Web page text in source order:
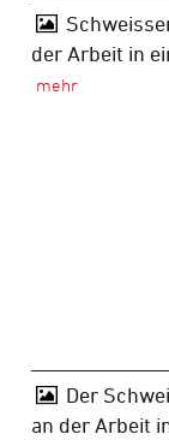
der Arbeit in
Der
an der Arbeit